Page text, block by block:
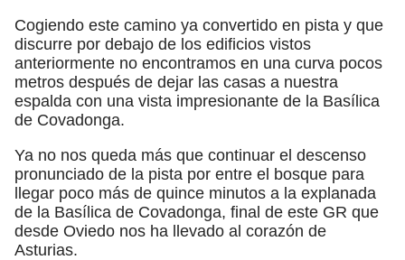
Cogiendo este camino ya convertido en pista y que
discurre por debajo de los edificios vistos
anteriormente no encontramos en una curva pocos
metros después de dejar las casas a nuestra
espalda con una vista impresionante de la Basílica
de Covadonga.
Ya no nos queda más que continuar el descenso
pronunciado de la pista por entre el bosque para
llegar poco más de quince minutos a la explanada
de la Basílica de Covadonga, final de este GR que
desde Oviedo nos ha llevado al corazón de
Asturias.